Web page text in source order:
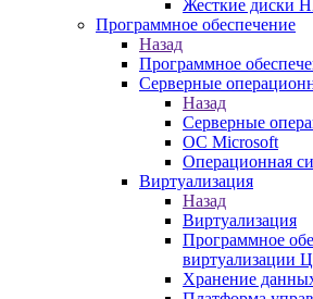
Жесткие диски
Программное обеспечение
Назад
Программное
Серверные
Назад
Серверные
ОС Microsoft
Операционная
Виртуализация
Назад
Виртуализация
Программное
виртуализации
Хранение